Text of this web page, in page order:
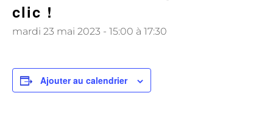
clic !
mardi 23 mai 2023 - 15:00 à 17:30
Ajouter au calendrier